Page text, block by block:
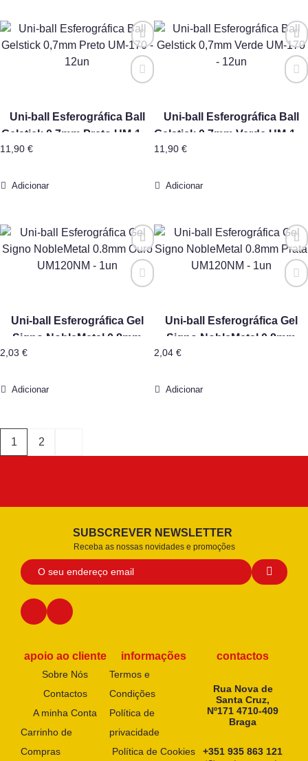
Uni-ball Esferográfica Ball
Gelstick 0,7mm Preto UM-170
11,90 €
Adicionar
Uni-ball Esferográfica Ball
Gelstick 0,7mm Verde UM-170
11,90 €
Adicionar
Uni-ball Esferográfica Gel
Signo NobleMetal 0.8mm
Ouro UM120NM – 1un
2,03 €
Adicionar
Uni-ball Esferográfica Gel
Signo NobleMetal 0.8mm
Prata UM120NM – 1un
2,04 €
Adicionar
1 2
SUBSCREVER NEWSLETTER
Receba as nossas novidades e promoções
apoio ao cliente
Sobre Nós
Contactos
A minha Conta
Carrinho de
Compras
informações
Termos e
Condições
Política de
privacidade
Política de Cookies
contactos
Rua Nova de
Santa Cruz,
Nº171 4710-409
Braga
+351 935 863 121